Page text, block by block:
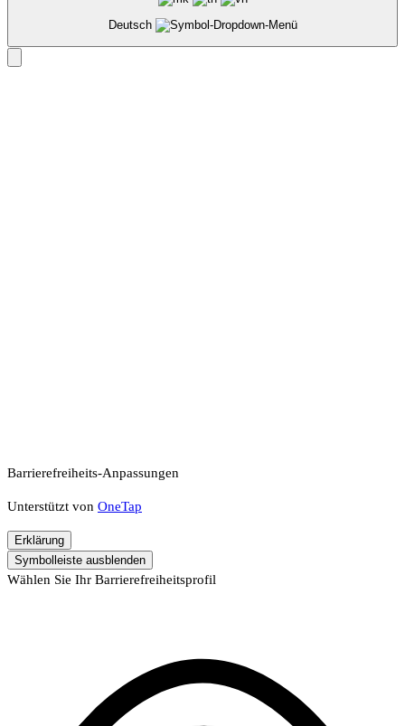
Deutsch
Barrierefreiheits-Anpassungen
Unterstützt von OneTap
Erklärung
Symbolleiste ausblenden
Wählen Sie Ihr Barrierefreiheitsprofil